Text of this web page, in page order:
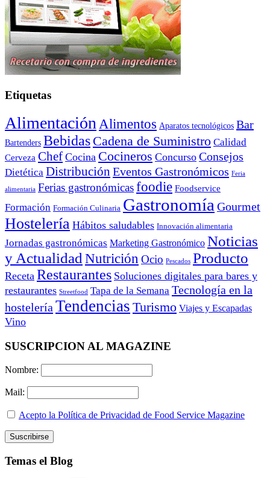
Etiquetas
Alimentación Alimentos Aparatos tecnológicos Bar
Bartenders Bebidas Cadena de Suministro Calidad
Cerveza Chef Cocina Cocineros Concurso Consejos
Dietética Distribución Eventos Gastronómicos Feria
alimentaria Ferias gastronómicasfoodie Foodservice
Formación Formación Culinaria Gastronomía Gourmet
Hostelería Hábitos saludables Innovación alimentaria
Jornadas gastronómicas Marketing Gastronómico Noticias
y Actualidad Nutrición Ocio Pescados Producto
Receta Restaurantes Soluciones digitales para bares y
restaurantes Streetfood Tapa de la Semana Tecnología en la
hostelería Tendencias Turismo Viajes y Escapadas
Vino
SUSCRIPCION AL MAGAZINE
Nombre:
Mail:
Acepto la Política de Privacidad de Food Service Magazine
Temas el Blog